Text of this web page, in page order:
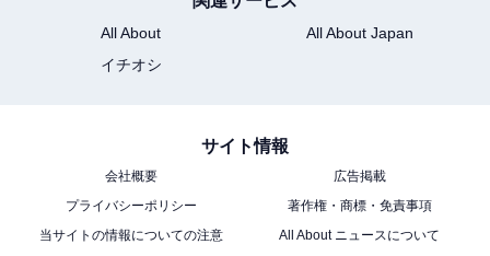
All About
All About Japan
イチオシ
サイト情報
会社概要
広告掲載
プライバシーポリシー
著作権・商標・免責事項
当サイトの情報についての注意
All About ニュースについて